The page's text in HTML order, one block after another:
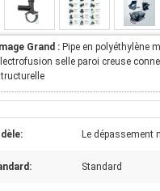
Grand : Pipe en polyéthylène
selle paroi creuse
Le dépassement
Standard